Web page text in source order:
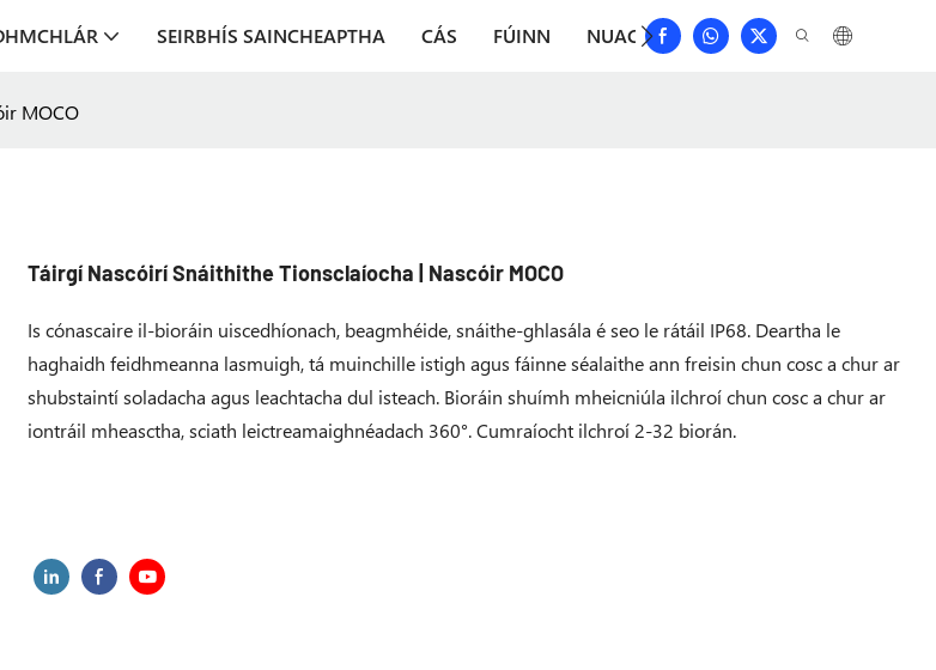
SEIRBHÍS SAINCHEAPTHA CÁS FÚINN NUACHT ÍOSLÓDÁIL DÉAN
MOCO
Táirgí Nascóirí Snáithithe Tionsclaíocha | Nascóir MOCO
Is cónascaire il-bioráin uiscedhíonach, beagmhéide, snáithe-ghlasála é seo le rátáil IP68. Deartha le
haghaidh feidhmeanna lasmuigh, tá muinchille istigh agus fáinne séalaithe ann freisin chun cosc ​​a chur ar
shubstaintí soladacha agus leachtacha dul isteach. Bioráin shuímh mheicniúla ilchroí chun cosc ​​a chur ar
iontráil mheasctha, sciath leictreamaighnéadach 360°. Cumraíocht ilchroí 2-32 biorán.